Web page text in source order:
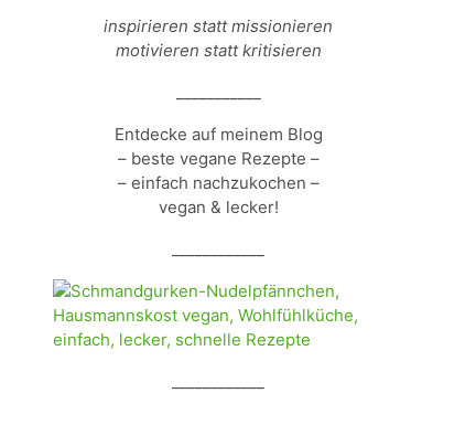
inspirieren statt missionieren
motivieren statt kritisieren
Entdecke auf meinem Blog
– beste vegane Rezepte –
– einfach nachzukochen –
vegan & lecker!